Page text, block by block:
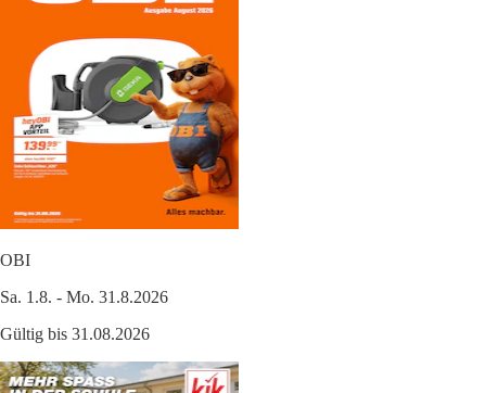
OBI
Sa. 1.8. - Mo. 31.8.2026
Gültig bis 31.08.2026